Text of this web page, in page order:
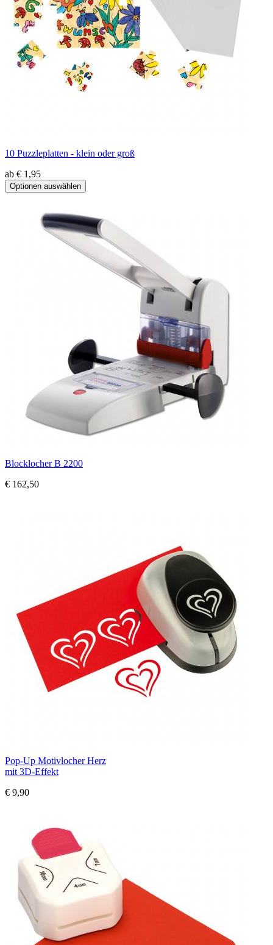
10 Puzzleplatten - klein oder groß
ab € 1,95
Blocklocher B 2200
€ 162,50
Pop-Up Motivlocher Herz
mit 3D-Effekt
€ 9,90